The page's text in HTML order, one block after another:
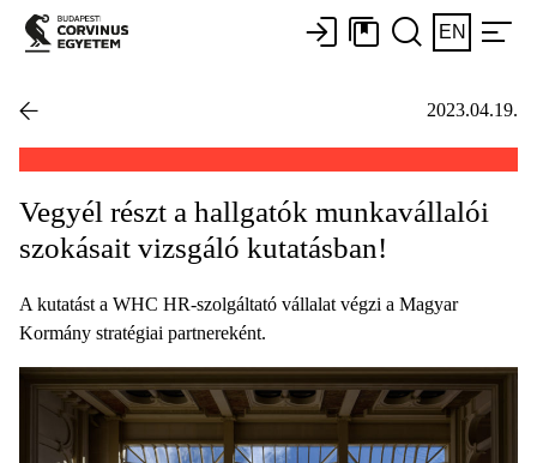
EN
2023.04.19.
Vegyél részt a hallgatók munkavállalói
szokásait vizsgáló kutatásban!
A kutatást a WHC HR-szolgáltató vállalat végzi a Magyar
Kormány stratégiai partnereként.